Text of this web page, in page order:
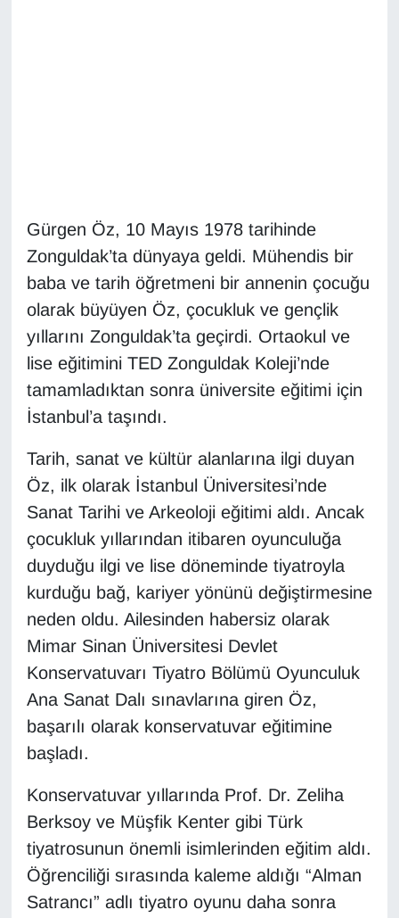
Gürgen Öz, 10 Mayıs 1978 tarihinde
Zonguldak’ta dünyaya geldi. Mühendis bir
baba ve tarih öğretmeni bir annenin çocuğu
olarak büyüyen Öz, çocukluk ve gençlik
yıllarını Zonguldak’ta geçirdi. Ortaokul ve
lise eğitimini TED Zonguldak Koleji’nde
tamamladıktan sonra üniversite eğitimi için
İstanbul’a taşındı.
Tarih, sanat ve kültür alanlarına ilgi duyan
Öz, ilk olarak İstanbul Üniversitesi’nde
Sanat Tarihi ve Arkeoloji eğitimi aldı. Ancak
çocukluk yıllarından itibaren oyunculuğa
duyduğu ilgi ve lise döneminde tiyatroyla
kurduğu bağ, kariyer yönünü değiştirmesine
neden oldu. Ailesinden habersiz olarak
Mimar Sinan Üniversitesi Devlet
Konservatuvarı Tiyatro Bölümü Oyunculuk
Ana Sanat Dalı sınavlarına giren Öz,
başarılı olarak konservatuvar eğitimine
başladı.
Konservatuvar yıllarında Prof. Dr. Zeliha
Berksoy ve Müşfik Kenter gibi Türk
tiyatrosunun önemli isimlerinden eğitim aldı.
Öğrenciliği sırasında kaleme aldığı “Alman
Satrancı” adlı tiyatro oyunu daha sonra
Emlak
En çok konuşulanlar
Güncel
Haber
HABERDE İNSAN
İngilizce
Kadın
Kamu Alımları
Kültür & Sanat
KURDÎ
MAGAZİN
MEDYA